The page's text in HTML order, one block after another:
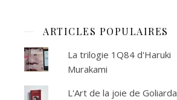
ARTICLES POPULAIRES
La trilogie 1Q84 d'Haruki
Murakami
L'Art de la joie de Goliarda